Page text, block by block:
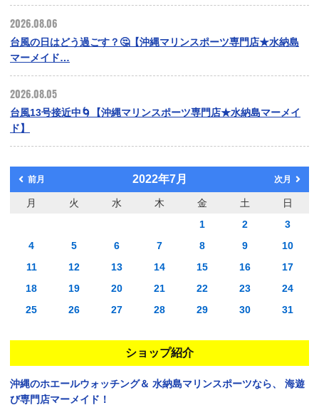
2026.08.06
台風の日はどう過ごす？🤔【沖縄マリンスポーツ専門店★水納島
マーメイド…
2026.08.05
台風13号接近中🌀【沖縄マリンスポーツ専門店★水納島マーメイ
ド】
前月 2022年7月 次月
月 火 水 木 金 土
日
1
2
3
4
5 6 7 8 9
10
11
12 13 14 15 16
17
18
19 20 21 22 23
24
25
26 27 28 29 30 31
ショップ紹介
沖縄のホエールウォッチング＆ 水納島マリンスポーツなら、
海遊
び専門店マーメイド！